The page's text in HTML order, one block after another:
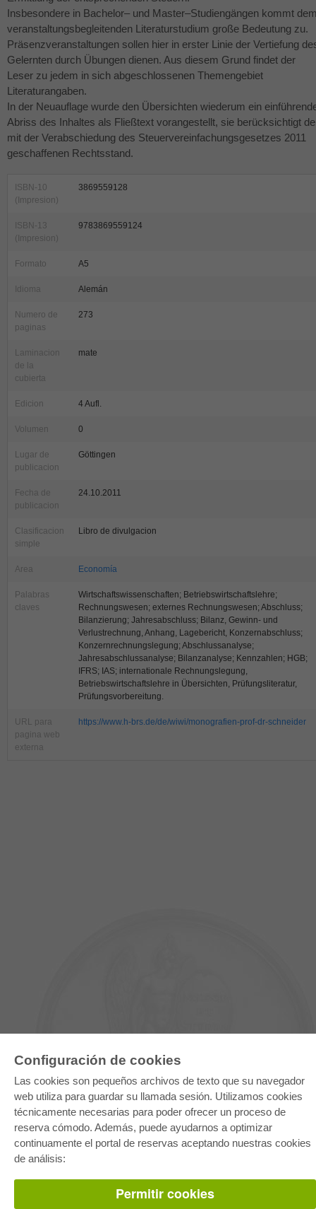
Configuración de cookies
Las cookies son pequeños archivos de texto que su navegador
web utiliza para guardar su llamada sesión. Utilizamos cookies
técnicamente necesarias para poder ofrecer un proceso de
reserva cómodo. Además, puede ayudarnos a optimizar
continuamente el portal de reservas aceptando nuestras cookies
de análisis:
Permitir cookies
Insbesondere in Bachelor– und Master–Studiengängen kommt
veranstaltungsbegleitenden Literaturstudium große Bedeutung zu.
Präsenzveranstaltungen sollen hier in erster Linie der Vertiefung
Gelernten durch Übungen dienen. Aus diesem Grund findet der
Leser zu jedem in sich abgeschlossenen Themengebiet
Literaturangaben.
In der Neuauflage wurde den Übersichten wiederum ein
Abriss des Inhaltes als Fließtext vorangestellt, sie berücksichtigt
mit der Verabschiedung des Steuervereinfachungsgesetzes 2011
geschaffenen Rechtsstand.
ISBN-10
(Impresion)
3869559128
ISBN-13
(Impresion)
9783869559124
Formato A5
Idioma Alemán
Numero de
paginas
273
Laminacion
de la
cubierta
mate
Edicion 4 Aufl.
Volumen 0
Lugar de
publicacion
Göttingen
Fecha de
publicacion
24.10.2011
Clasificacion
simple
Libro de divulgacion
Area Economía
Palabras
claves
Wirtschaftswissenschaften; Betriebswirtschaftslehre;
Rechnungswesen; externes Rechnungswesen; Abschluss;
Bilanzierung; Jahresabschluss; Bilanz, Gewinn- und
Verlustrechnung, Anhang, Lagebericht, Konzernabschluss;
Konzernrechnungslegung; Abschlussanalyse;
Jahresabschlussanalyse; Bilanzanalyse; Kennzahlen; HGB;
IFRS; IAS; internationale Rechnungslegung,
Betriebswirtschaftslehre in Übersichten, Prüfungsliteratur,
Prüfungsvorbereitung.
URL para
pagina web
externa
https://www.h-brs.de/de/wiwi/monografien-prof-dr-schneider
Paquete entero
Paquete de especialidades
Pick & Choose
Facilitación de E-Books
Preguntas mas frequentes(FAQ)
Condiciones